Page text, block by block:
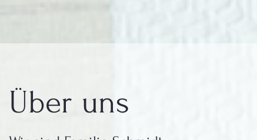
Über uns